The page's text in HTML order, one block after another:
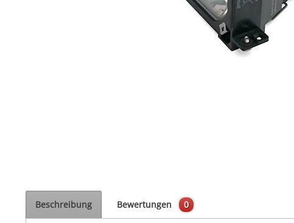
Beschreibung Bewertungen 0